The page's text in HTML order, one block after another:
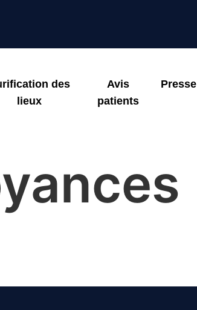
des
lieux
Avis
patients
Presse